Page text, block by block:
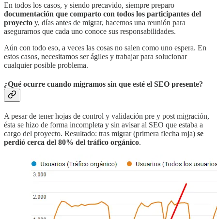
En todos los casos, y siendo precavido, siempre preparo
documentación que comparto con todos los participantes del
proyecto y, días antes de migrar, hacemos una reunión para
asegurarnos que cada uno conoce sus responsabilidades.
Aún con todo eso, a veces las cosas no salen como uno espera. En
estos casos, necesitamos ser ágiles y trabajar para solucionar
cualquier posible problema.
¿Qué ocurre cuando migramos sin que esté el SEO presente?
A pesar de tener hojas de control y validación pre y post migración,
ésta se hizo de forma incompleta y sin avisar al SEO que estaba a
cargo del proyecto. Resultado: tras migrar (primera flecha roja) se
perdió cerca del 80% del tráfico orgánico.